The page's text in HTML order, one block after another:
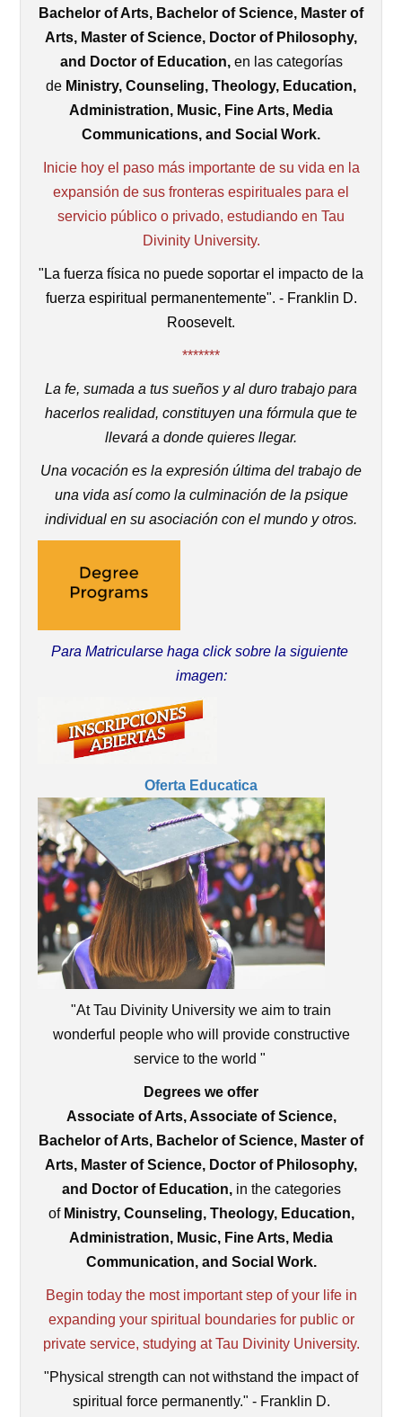
Bachelor of Arts, Bachelor of Science, Master of
Arts, Master of Science, Doctor of Philosophy,
and Doctor of Education, en las categorías
de Ministry, Counseling, Theology, Education,
Administration, Music, Fine Arts, Media
Communications, and Social Work.
Inicie hoy el paso más importante de su vida en la
expansión de sus fronteras espirituales para el
servicio público o privado, estudiando en Tau
Divinity University.
"La fuerza física no puede soportar el impacto de la
fuerza espiritual permanentemente". - Franklin D.
Roosevelt.
*******
La fe, sumada a tus sueños y al duro trabajo para
hacerlos realidad, constituyen una fórmula que te
llevará a donde quieres llegar.
Una vocación es la expresión última del trabajo de
una vida así como la culminación de la psique
individual en su asociación con el mundo y otros.
Para Matricularse haga click sobre la siguiente
imagen:
Oferta Educatica
"At Tau Divinity University we aim to train
wonderful people who will provide constructive
service to the world "
Degrees we offer
Associate of Arts, Associate of Science,
Bachelor of Arts, Bachelor of Science, Master of
Arts, Master of Science, Doctor of Philosophy,
and Doctor of Education,in the categories
ofMinistry, Counseling, Theology, Education,
Administration, Music, Fine Arts, Media
Communication, and Social Work.
Begin today the most important step of your life in
expanding your spiritual boundaries for public or
private service, studying at Tau Divinity University.
"Physical strength can not withstand the impact of
spiritual force permanently." - Franklin D.